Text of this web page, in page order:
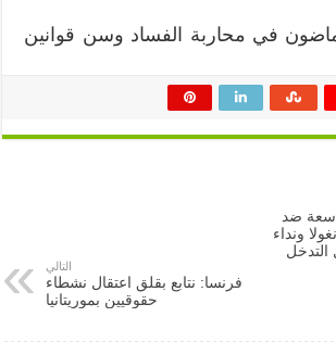
ماضون في محاربة الفساد وسن قوانين
ضد
ونداء
التالي
فرنسا: نتابع بقلق اعتقال نشطاء
حقوقيين بموريتانيا